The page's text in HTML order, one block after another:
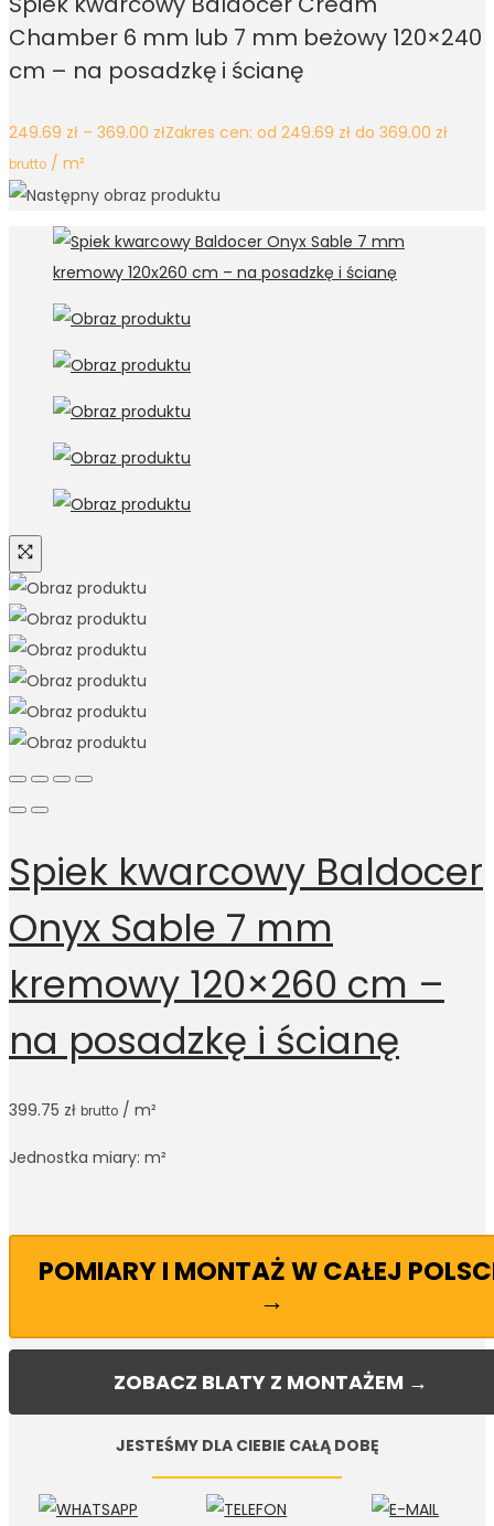
Chamber 6 mm lub 7 mm beżowy 120×240
cm – na posadzkę i ścianę
249.69 zł – 369.00 złZakres cen: od 249.69 zł do 369.00 zł
brutto / m²
Spiek kwarcowy Baldocer
Onyx Sable 7 mm
kremowy 120×260 cm –
na posadzkę i ścianę
399.75 zł brutto / m²
Jednostka miary: m²
POMIARY I MONTAŻ W CAŁEJ
→
ZOBACZ BLATY Z MONTAŻEM →
JESTEŚMY DLA CIEBIE CAŁĄ DOBĘ